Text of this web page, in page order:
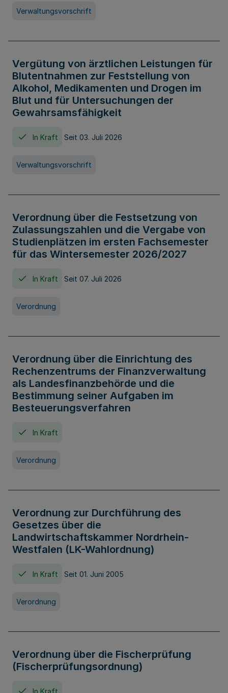
Verwaltungsvorschrift
Vergütung von ärztlichen Leistungen für
Blutentnahmen zur Feststellung von
Alkohol, Medikamenten und Drogen im
Blut und für Untersuchungen der
Gewahrsamsfähigkeit
In Kraft Seit 03. Juli 2026
Verwaltungsvorschrift
Verordnung über die Festsetzung von
Zulassungszahlen und die Vergabe von
Studienplätzen im ersten Fachsemester
für das Wintersemester 2026/2027
In Kraft Seit 07. Juli 2026
Verordnung
Verordnung über die Einrichtung des
Rechenzentrums der Finanzverwaltung
als Landesfinanzbehörde und die
Bestimmung seiner Aufgaben im
Besteuerungsverfahren
In Kraft
Verordnung
Verordnung zur Durchführung des
Gesetzes über die
Landwirtschaftskammer Nordrhein-
Westfalen (LK-Wahlordnung)
In Kraft Seit 01. Juni 2005
Verordnung
Verordnung über die Fischerprüfung
(Fischerprüfungsordnung)
In Kraft